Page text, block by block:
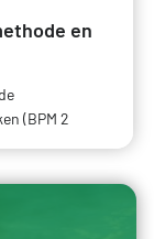
en
(BPM 2